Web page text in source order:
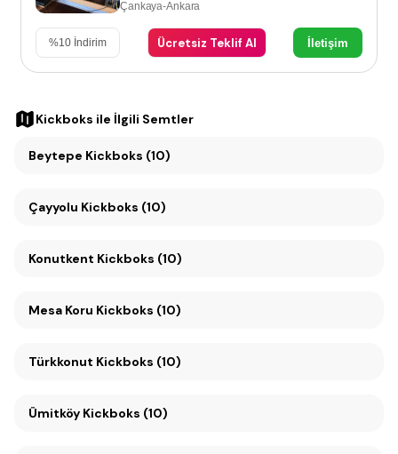
Çankaya-Ankara
%10 İndirim Ücretsiz Teklif Al İletişim
Kickboks ile İlgili Semtler
Beytepe Kickboks (10)
Çayyolu Kickboks (10)
Konutkent Kickboks (10)
Mesa Koru Kickboks (10)
Türkkonut Kickboks (10)
Ümitköy Kickboks (10)